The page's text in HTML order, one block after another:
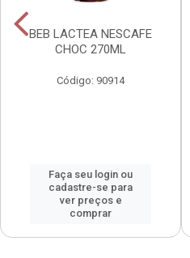
BEB LACTEA NESCAFE
CHOC 270ML
Código: 90914
Faça seu login ou
cadastre-se para
ver preços e
comprar